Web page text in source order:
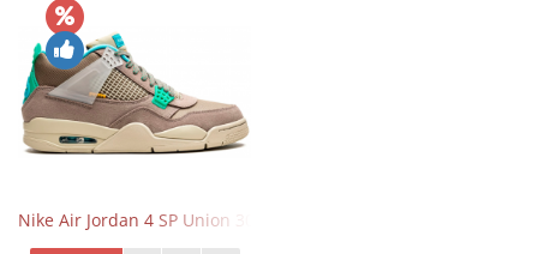
Nike Air Jordan 4 SP Union 30th Anniversary Taupe Haze